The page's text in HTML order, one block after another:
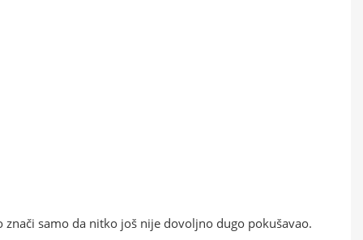
samo da nitko još nije dovoljno dugo pokušavao.